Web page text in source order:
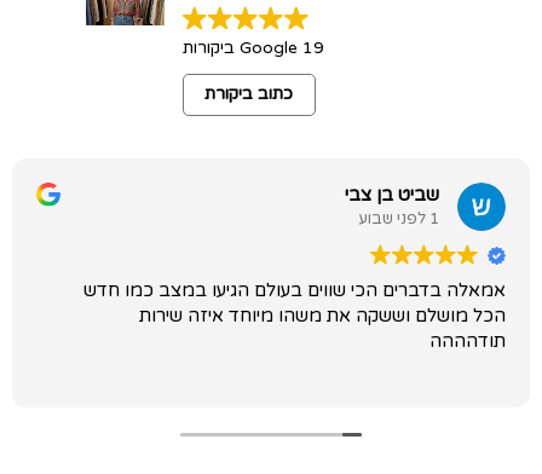
19 Google ביקורות
כתוב ביקורת
שביט בן צבי
1 לפני שבוע
אמאלה בדברים הכי שווים בעולם הגיעו במצב כמו חדש
הכל מושלם וששקה את משהו מיוחד איזה שירות
תודהההה